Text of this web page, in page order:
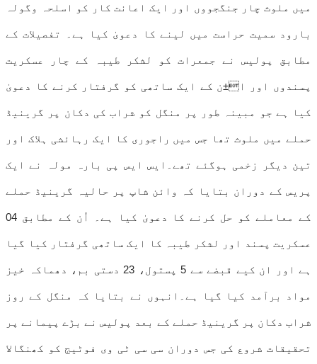
میں ملوث چار جنگجووں اور ایک اعانت کار کو اسلحہ وگولہ
بارود سمیت حراست میں لینے کا دعویٰ کیا ہے۔ تفصیلات کے
مطابق پولیس نے جمعرات کو لشکر طیبہ کے چار عسکریت
پسندوں اور ا±ن کے ایک ساتھی کو گرفتار کرنے کا دعویٰ
کیا ہے جو مبینہ طور پر منگل کو شراب کی دکان پر گرینیڈ
حملے میں ملوث تھا جس میں راجوری کا ایک رہائشی ہلاک اور
تین دیگر زخمی ہوگئے تھے۔ایس ایس پی بارہ مولہ نے ایک
پریس کے دوران بتایا کہ وائن شاپ پر حالیہ گرینیڈ حملے
کے معاملے کو حل کرنے کا دعویٰ کیا ہے۔ اُن کے مطابق 04
عسکریت پسند اور لشکر طیبہ کا ایک ساتھی گرفتار کیا گیا
ہے اور ان کیے قبضے سے 5 پستول، 23 دستی بم، دھماکہ خیز
مواد برآمد کیا گیا ہے۔انہوں نے بتایا کہ منگل کے روز
شراب دکان پر گرینیڈ حملے کے بعد پولیس نے بڑے پیمانے پر
تحقیقات شروع کی جس دوران سی سی ٹی وی فوٹیج کو کھنگالا